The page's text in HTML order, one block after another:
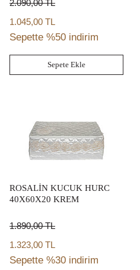
2.090,00TL
1.045,00 TL
Sepette %50 indirim
Sepete Ekle
ROSALİN KUCUK HURC
40X60X20 KREM
1.890,00TL
1.323,00 TL
Sepette %30 indirim